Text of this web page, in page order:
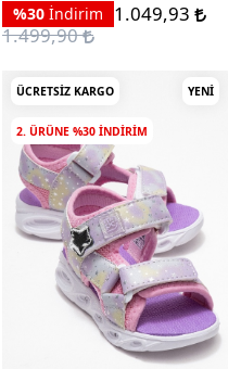
%30 İndirim
1.049,93
1.499,90
ÜCRETSIZ KARGO YENI
2. ÜRÜNE %30 INDIRIM